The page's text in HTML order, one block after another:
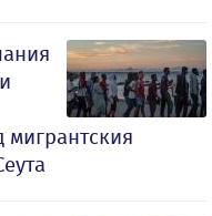
мигрантския